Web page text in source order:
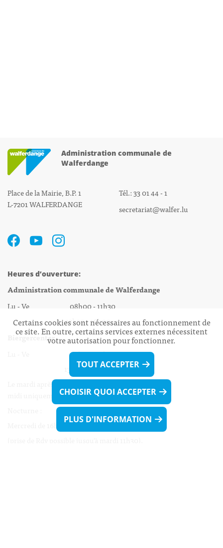
Administration communale de
Walferdange
Place de la Mairie, B.P. 1
L-7201 WALFERDANGE
Tél.: 33 01 44 - 1
secretariat@walfer.lu
Heures d’ouverture:
Administration communale de Walferdange
Lu - Ve 08h00 - 11h30
13h30 - 16h00
Biergercenter
Lu - Ve 08h00 - 11h30
13h30 - 16h00
Le mardi après-midi et le vendredi après-
midi uniquement sur Rdv.
Mercredi de 16h00 - 18h45 uniquement sur Rdv
Certains cookies sont nécessaires au fonctionnement de
ce site. En outre, certains services externes nécessitent
votre autorisation pour fonctionner.
TOUT ACCEPTER
CHOISIR QUOI ACCEPTER
PLUS D'INFORMATION